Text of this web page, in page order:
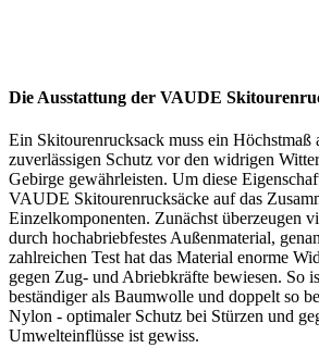
Die Ausstattung der VAUDE
Ein Skitourenrucksack muss ein
zuverlässigen Schutz vor den widrigen
Gebirge gewährleisten. Um diese
VAUDE Skitourenrucksäcke auf das
Einzelkomponenten. Zunächst überzeugen
durch hochabriebfestes Außenmaterial,
zahlreichen Test hat das Material enorme
gegen Zug- und Abriebkräfte bewiesen. So
beständiger als Baumwolle und doppelt so
Nylon - optimaler Schutz bei Stürzen und
Umwelteinflüsse ist gewiss.